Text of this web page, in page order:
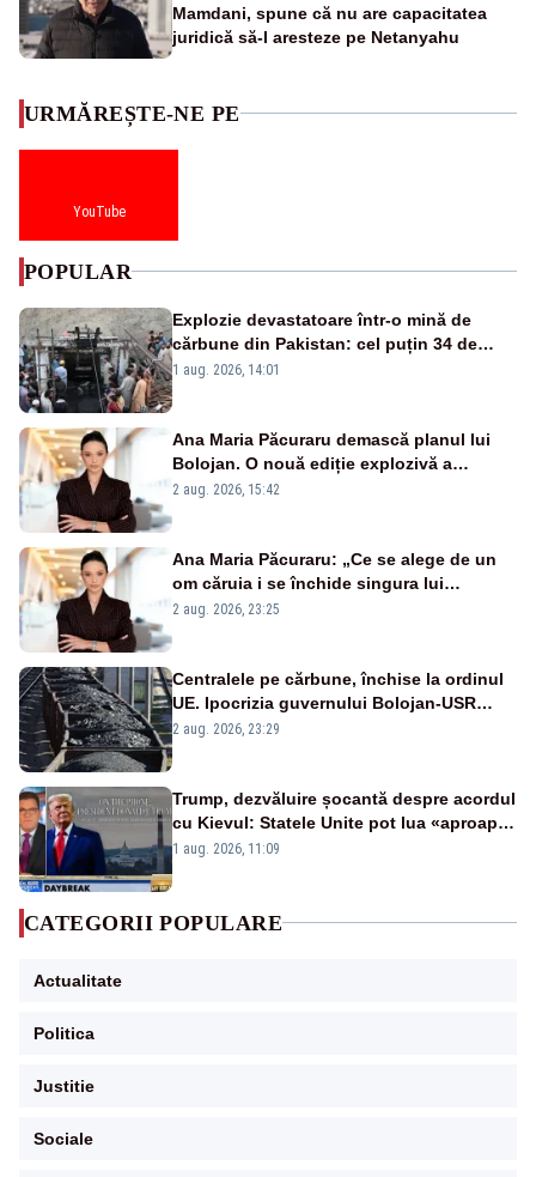
Mamdani, spune că nu are capacitatea
juridică să-l aresteze pe Netanyahu
URMĂREȘTE-NE PE
YouTube
POPULAR
Explozie devastatoare într-o mină de
cărbune din Pakistan: cel puțin 34 de
morți - VIDEO
1 aug. 2026, 14:01
Ana Maria Păcuraru demască planul lui
Bolojan. O nouă ediție explozivă a
emisiunii „Miza Zilei” la Realitatea PLUS
2 aug. 2026, 15:42
Ana Maria Păcuraru: „Ce se alege de un
om căruia i se închide singura lui
portiță?”
2 aug. 2026, 23:25
Centralele pe cărbune, închise la ordinul
UE. Ipocrizia guvernului Bolojan-USR
după starea de alertă
2 aug. 2026, 23:29
Trump, dezvăluire șocantă despre acordul
cu Kievul: Statele Unite pot lua «aproape
tot ce vor» din minele Ucrainei”
1 aug. 2026, 11:09
CATEGORII POPULARE
Actualitate
Politica
Justitie
Sociale